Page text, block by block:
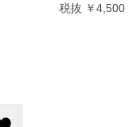
税抜 ￥4,500